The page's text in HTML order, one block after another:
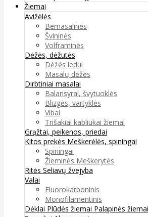
Žiemai
Avižėlės
Bemasalinės
Švininės
Volframinės
Dėžės, dėžutės
Dėžės ledui
Masalų dėžės
Dirbtiniai masalai
Balansyrai, švytuoklės
Blizgės, vartyklės
Vibai
Trišakiai kabliukai žiemai
Grąžtai, peikenos, priedai
Kitos prekės Meškerėlės, spiningai
Spiningai
Žieminės Meškerytės
Ritės Seliavų žvejyba
Valai
Fluorokarboninis
Monofilamentinis
Dėklai Plūdės žiemai Palapinės